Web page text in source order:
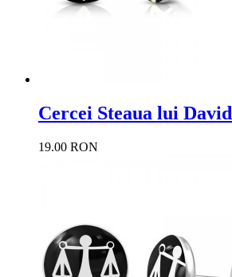
Cercei Steaua lui David
19.00 RON